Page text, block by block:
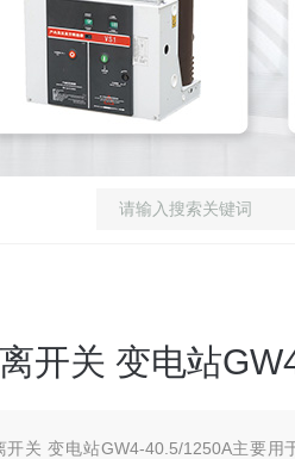
开关 变电站
开关 变电站GW4-40.5/1250A主要用